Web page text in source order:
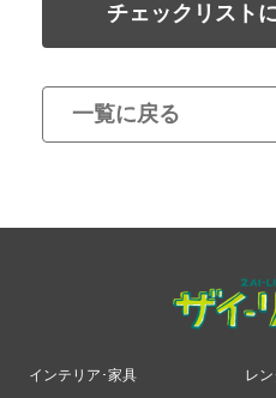
チェックリスト
一覧に戻る
インテリア･家具 レ